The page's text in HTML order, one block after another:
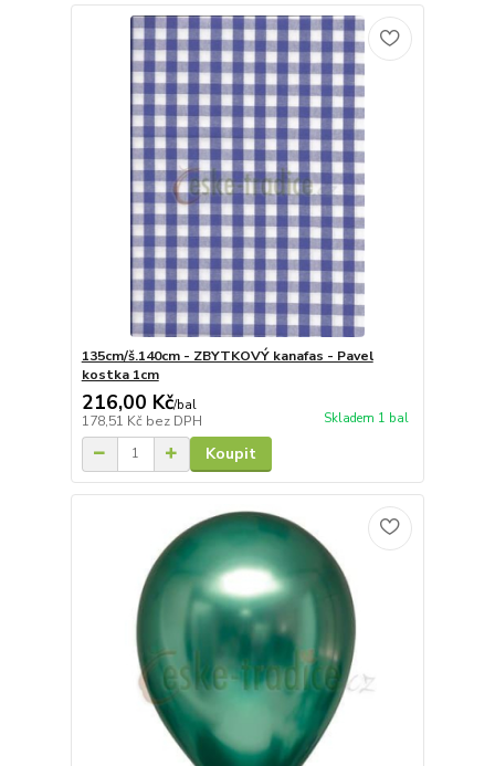
135cm/š.140cm - ZBYTKOVÝ kanafas - Pavel
kostka 1cm
216,00 Kč/bal
178,51 Kč bez DPH Skladem 1 bal
Koupit